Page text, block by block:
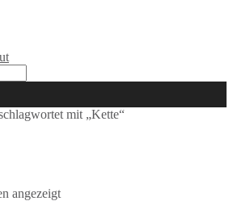
mit „Kette“
angezeigt